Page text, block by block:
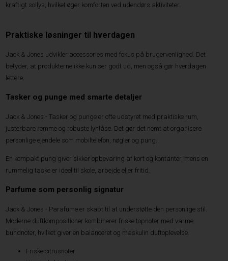
kraftigt sollys, hvilket øger komforten ved udendørs aktiviteter.
Praktiske løsninger til hverdagen
Jack & Jones udvikler accessories med fokus på brugervenlighed. Det
betyder, at produkterne ikke kun ser godt ud, men også gør hverdagen
lettere.
Tasker og punge med smarte detaljer
Jack & Jones - Tasker og punge er ofte udstyret med praktiske rum,
justerbare remme og robuste lynlåse. Det gør det nemt at organisere
personlige ejendele som mobiltelefon, nøgler og pung.
En kompakt pung giver sikker opbevaring af kort og kontanter, mens en
rummelig taske er ideel til skole, arbejde eller fritid.
Parfume som personlig signatur
Jack & Jones - Parafume er skabt til at understøtte den personlige stil.
Moderne duftkompositioner kombinerer friske topnoter med varme
bundnoter, hvilket giver en balanceret og maskulin duftoplevelse.
Friske citrusnoter